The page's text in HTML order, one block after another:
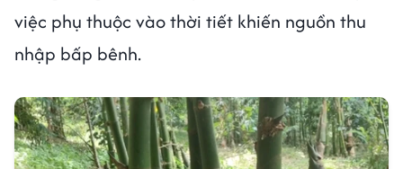
việc phụ thuộc vào thời tiết khiến nguồn thu
nhập bấp bênh.